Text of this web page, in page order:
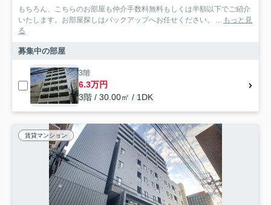
もちろん、こちらのお部屋も仲介手数料無料もしくは半額以下でご紹介
いたします。お部屋探しはバックアップへお任せください。 ... もっと見
る
募集中の部屋
3階
6.3万円
3階 / 30.00㎡ / 1DK
賃貸マンション